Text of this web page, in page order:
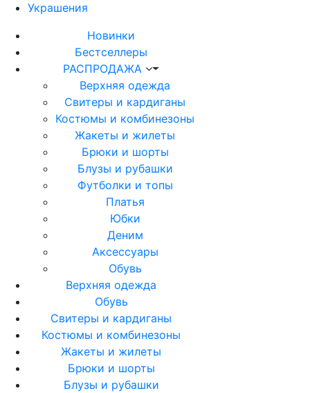
Украшения
Новинки
Бестселлеры
РАСПРОДАЖА
Верхняя одежда
Свитеры и кардиганы
Костюмы и комбинезоны
Жакеты и жилеты
Брюки и шорты
Блузы и рубашки
Футболки и топы
Платья
Юбки
Деним
Аксессуары
Обувь
Верхняя одежда
Обувь
Свитеры и кардиганы
Костюмы и комбинезоны
Жакеты и жилеты
Брюки и шорты
Блузы и рубашки